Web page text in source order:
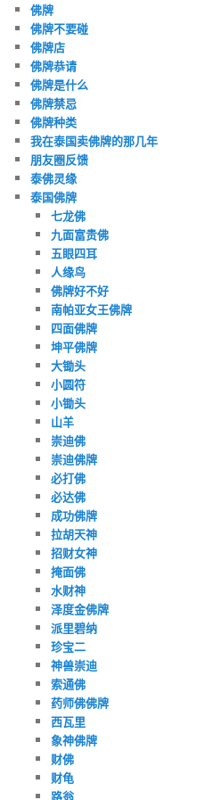
佛牌
佛牌不要碰
佛牌店
佛牌恭请
佛牌是什么
佛牌禁忌
佛牌种类
我在泰国卖佛牌的那几年
朋友圈反馈
泰佛灵缘
泰国佛牌
七龙佛
九面富贵佛
五眼四耳
人缘鸟
佛牌好不好
南帕亚女王佛牌
四面佛牌
坤平佛牌
大锄头
小圆符
小锄头
山羊
崇迪佛
崇迪佛牌
必打佛
必达佛
成功佛牌
拉胡天神
招财女神
掩面佛
水财神
泽度金佛牌
派里碧纳
珍宝二
神兽崇迪
索通佛
药师佛佛牌
西瓦里
象神佛牌
财佛
财龟
路翁